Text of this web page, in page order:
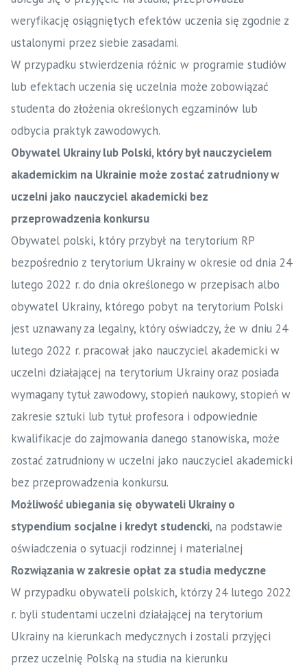
weryfikację osiągniętych efektów uczenia się zgodnie z
ustalonymi przez siebie zasadami.
W przypadku stwierdzenia różnic w programie studiów
lub efektach uczenia się uczelnia może zobowiązać
studenta do złożenia określonych egzaminów lub
odbycia praktyk zawodowych.
Obywatel Ukrainy lub Polski, który był nauczycielem
akademickim na Ukrainie może zostać zatrudniony w
uczelni jako nauczyciel akademicki bez
przeprowadzenia konkursu
Obywatel polski, który przybył na terytorium RP
bezpośrednio z terytorium Ukrainy w okresie od dnia 24
lutego 2022 r. do dnia określonego w przepisach albo
obywatel Ukrainy, którego pobyt na terytorium Polski
jest uznawany za legalny, który oświadczy, że w dniu 24
lutego 2022 r. pracował jako nauczyciel akademicki w
uczelni działającej na terytorium Ukrainy oraz posiada
wymagany tytuł zawodowy, stopień naukowy, stopień w
zakresie sztuki lub tytuł profesora i odpowiednie
kwalifikacje do zajmowania danego stanowiska, może
zostać zatrudniony w uczelni jako nauczyciel akademicki
bez przeprowadzenia konkursu.
Możliwość ubiegania się obywateli Ukrainy o
stypendium socjalne i kredyt studencki, na podstawie
oświadczenia o sytuacji rodzinnej i materialnej
Rozwiązania w zakresie opłat za studia medyczne
W przypadku obywateli polskich, którzy 24 lutego 2022
r. byli studentami uczelni działającej na terytorium
Ukrainy na kierunkach medycznych i zostali przyjęci
przez uczelnię Polską na studia na kierunku